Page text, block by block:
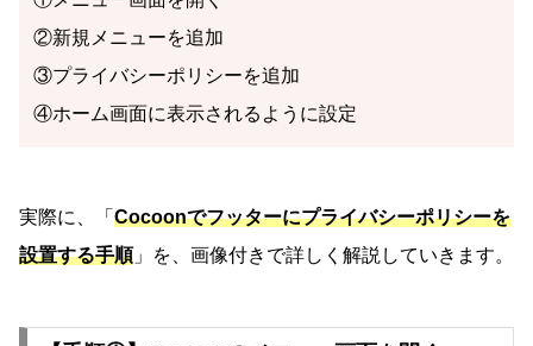
②新規メニューを追加
③プライバシーポリシーを追加
④ホーム画面に表示されるように設定
実際に、「 Cocoonでフッターにプライバシーポリシーを
設置する手順」を、画像付きで詳しく解説していきます。